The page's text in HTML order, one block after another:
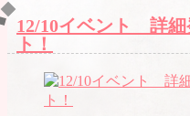
12/10イベント 詳細
ト！